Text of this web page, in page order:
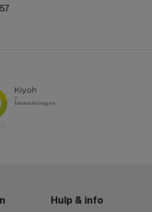
Hulp & info